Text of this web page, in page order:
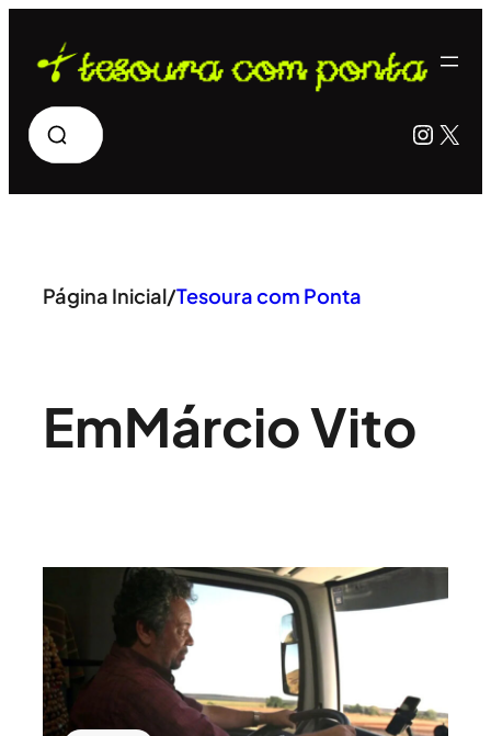
para
conteúdo
Pesquisar X
Página Inicial/Tesoura com Ponta
EmMárcio Vito